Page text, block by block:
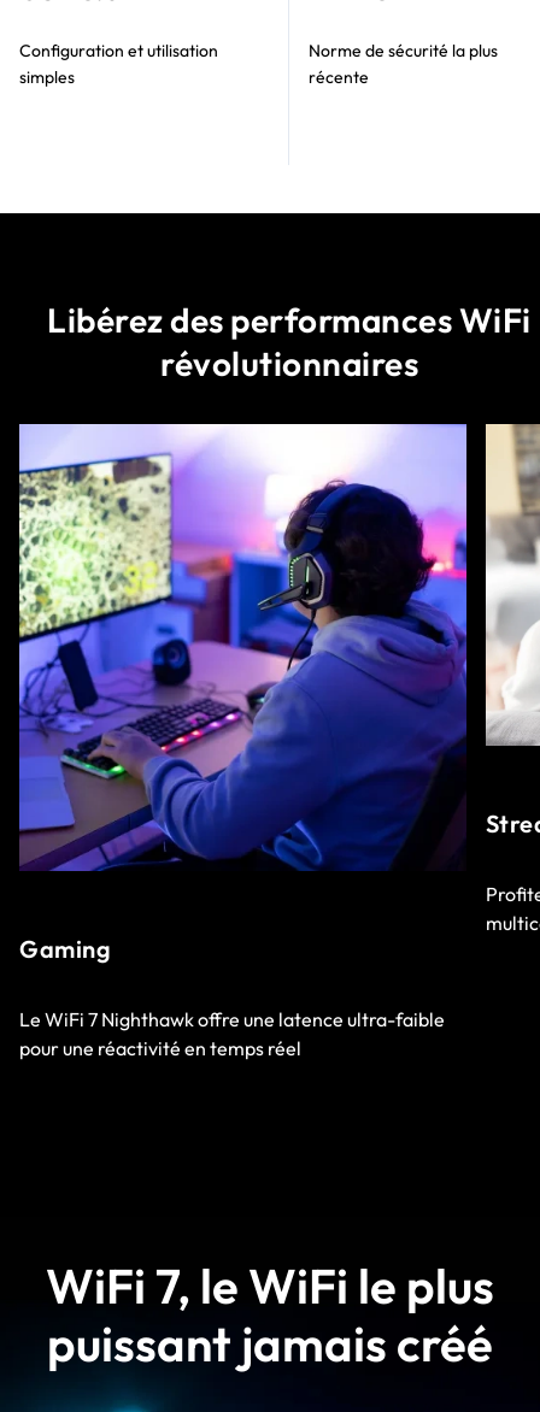
Configuration et utilisation
simples
Norme de sécurité la plus
récente
Libérez des performances WiFi
révolutionnaires
Gaming
Le WiFi 7 Nighthawk offre une latence ultra-faible
pour une réactivité en temps réel
WiFi 7, le WiFi le plus
puissant jamais créé